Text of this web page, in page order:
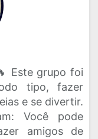
Este grupo foi
tipo, fazer
e se divertir.
Você pode
amigos de